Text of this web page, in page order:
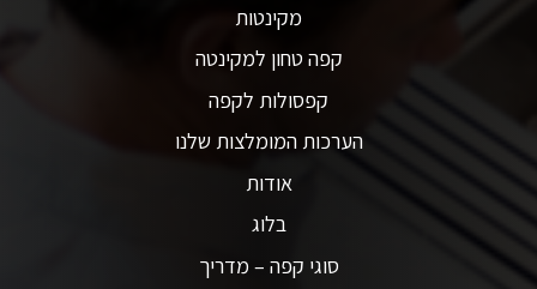
מקינטות
קפה טחון למקינטה
קפסולות לקפה
הערכות המומלצות שלנו
אודות
בלוג
סוגי קפה – מדריך